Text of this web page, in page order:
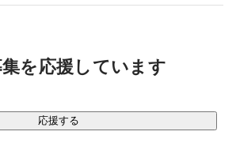
を応援しています
応援する